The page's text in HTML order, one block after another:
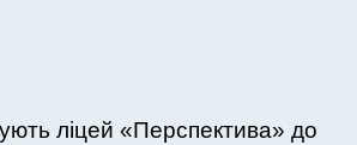
ліцей «Перспектива» до